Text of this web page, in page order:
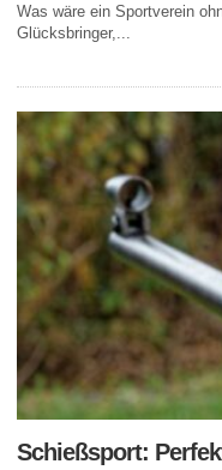
Was wäre ein Sportverein
Glücksbringer,...
Schießsport: